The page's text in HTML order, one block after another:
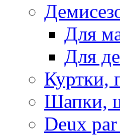
Для
Для
Куртки,
Шапки,
Deux